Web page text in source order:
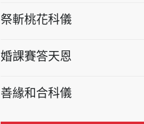
祭斬桃花科儀
婚課賽答天恩
善緣和合科儀